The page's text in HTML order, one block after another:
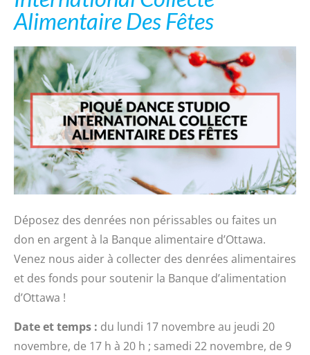
Alimentaire Des Fêtes
Déposez des denrées non périssables ou faites un
don en argent à la Banque alimentaire d’Ottawa.
Venez nous aider à collecter des denrées alimentaires
et des fonds pour soutenir la Banque d’alimentation
d’Ottawa !
Date et temps : du lundi 17 novembre au jeudi 20
novembre, de 17 h à 20 h ; samedi 22 novembre, de 9